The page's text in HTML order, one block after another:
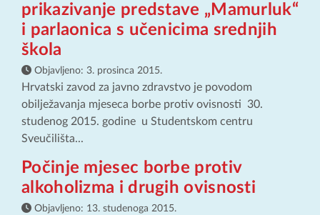
prikazivanje predstave „Mamurluk“
i parlaonica s učenicima srednjih
škola
Objavljeno: 3. prosinca 2015.
Hrvatski zavod za javno zdravstvo je povodom
obilježavanja mjeseca borbe protiv ovisnosti 30.
studenog 2015. godine u Studentskom centru
Sveučilišta...
Počinje mjesec borbe protiv
alkoholizma i drugih ovisnosti
Objavljeno: 13. studenoga 2015.